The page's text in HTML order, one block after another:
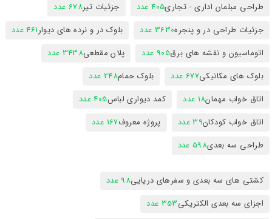
طراحی مبلمان اداری - تجاری405 عدد جزئیات تیر678 عدد
جزئیات طراحی در و پنجره3630 عدد بلوک در و نرده های دیوار461 عدد
اتوماسیون و نقشه های برق905 عدد پلان مقطعی3438 عدد
بلوک های مکانیکی677 عدد بلوک حمام248 عدد
اتاق خواب مهمان18 عدد کمد دیواری لباس405 عدد
اتاق خواب کودکان39 عدد پروژه معروف167 عدد
طراحی سه بعدی598 عدد
کشتی های سه بعدی و سفرهای دریایی98 عدد
اجزای سه بعدی الکتریکی353 عدد